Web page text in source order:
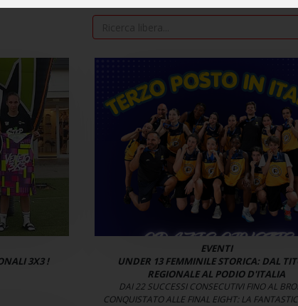
3X3 !
EVENTI
UNDER 13 FEMMINILE STORICA: DAL
REGIONALE AL PODIO D'ITALIA
DAI 22 SUCCESSI CONSECUTIVI FINO AL
CONQUISTATO ALLE FINAL EIGHT: LA